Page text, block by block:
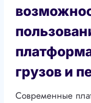
грузов и
Современные